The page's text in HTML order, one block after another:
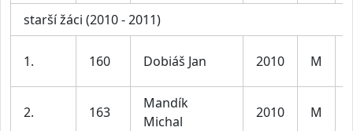
starší žáci (2010 - 2011)
1. 160 Dobiáš Jan 2010 M
2. 163
Mandík
Michal
2010 M